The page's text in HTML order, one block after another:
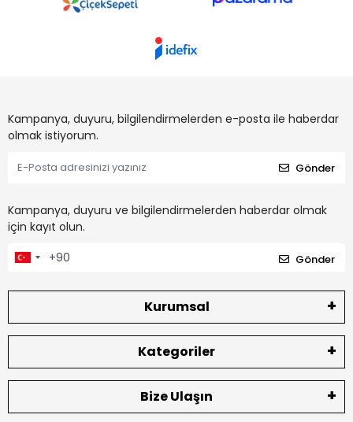
Kampanya, duyuru, bilgilendirmelerden e-posta ile haberdar
olmak istiyorum.
Gönder
Kampanya, duyuru ve bilgilendirmelerden haberdar olmak
için kayıt olun.
Gönder
Kurumsal
Kategoriler
Bize Ulaşın